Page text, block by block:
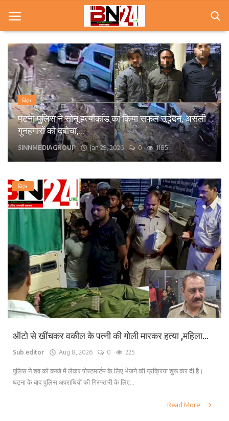
Home
खबरे
खेल
करियर
स्त्री
राज्य
कृषि
मूवी मसाला
लाइफ स्टाइल
पर्यटन
धर्म
अन्य
बिहार
पटना के कंकड़बाग केंद्रीय विद्यालय के पास बीच सड़क पर
गिरा पेड़, आवागमन बाधित।
bn24live Sep 13, 2025 0 1573
बिहार
ऑटो से खींचकर वकील के पत्नी की गोली मारकर हत्या ,महिला...
Sub editor Aug 8, 2026 0 225
पुलिस ने शव को कब्जे में लेकर पोस्टमार्टम के लिए भेजने की प्रक्रिया शुरू कर दी है।
घटना के बाद पुलिस अपराधियों की गिरफ्तारी के लिए...
Read More